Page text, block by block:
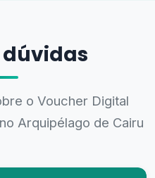
dúvidas
o Voucher Digital
Arquipélago de Cairu